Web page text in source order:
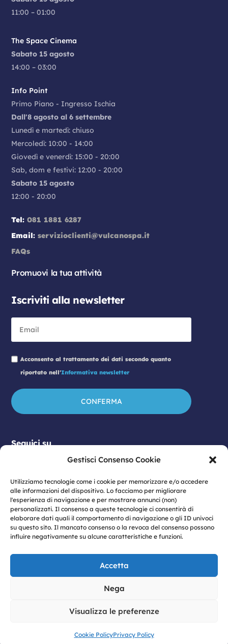
Gestisci Consenso Cookie
Utilizziamo tecnologie come i cookie per memorizzare e/o accedere
alle informazioni del dispositivo. Lo facciamo per migliorare
l'esperienza di navigazione e per mostrare annunci (non)
personalizzati. Il consenso a queste tecnologie ci consentirà di
elaborare dati quali il comportamento di navigazione o gli ID univoci
su questo sito. Il mancato consenso o la revoca del consenso possono
influire negativamente su alcune caratteristiche e funzioni.
Accetta
Nega
Visualizza le preferenze
Cookie PolicyPrivacy Policy
Abbigliamento Uomo e Donna, Bambino & Intimo
Abbigliamento Uomo e Donna, Bambino & Intimo
HARMONT & BLAINE
Aree Promozionali
HODEA FIRENZE
Accessori, Calzature, Pelletteria, Sport
I LOVE POKE
Ristoranti, Fast Food, Bar
I MAESTRI
IDEA BELLEZZA
Bellezza, Salute, Regalo
IDRO POWER & PURE LIFE
ILIAD
Aree Promozionali
INFO POINT
INPOST LOCKER
INSTANTCARE
INTIMISSIMI
Abbigliamento Uomo e Donna, Bambino & Intimo
IQOS
Aree Promozionali
JD SPORT
Abbigliamento Uomo e Donna, Bambino & Intimo
KENA MOBILE
11:00 – 01:00
The Space Cinema
Sabato 15 agosto
14:00 – 03:00
Info Point
Primo Piano - Ingresso Ischia
Dall'8 agosto al 6 settembre
Lunedì e martedì: chiuso
Mercoledì: 10:00 - 14:00
Giovedì e venerdì: 15:00 - 20:00
Sab, dom e festivi: 12:00 - 20:00
Sabato 15 agosto
12:00 - 20:00
Tel: 081 1881 6287
Email: servizioclienti@vulcanospa.it
FAQs
Promuovi la tua attività
Iscriviti alla newsletter
Acconsento al trattamento dei dati secondo quanto
riportato nell'Informativa newsletter
Seguici su
© 2026 Vulcano S.p.A | Sede legale: Viale
Antonio Gramsci n. 23 – 80122 Napoli | P.IVA:
07774460633
Informativa dati Social Media
Organizzativo 231|Codice Etico|Informativa